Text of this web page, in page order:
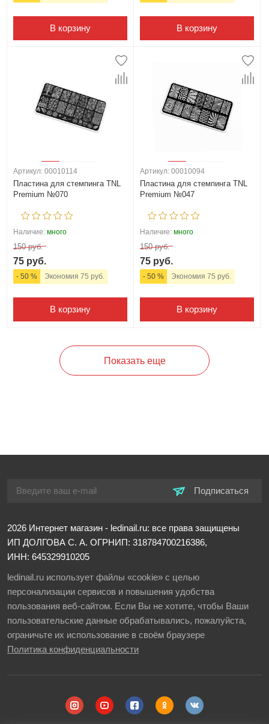
В корзину В корзину
Артикул: 00010114
Пластина для стемпинга TNL
Premium №070
Наличие: много
150 руб.
75 руб.
- 50 % Экономия 75 руб.
В корзину
Артикул: 00010094
Пластина для стемпинга TNL
Premium №047
Наличие: много
150 руб.
75 руб.
- 50 % Экономия 75 руб.
В корзину
Показать еще
Подписаться
2026 Интернет магазин - ledinail.ru: все права защищены
ИП ДОЛГОВА С. А. ОГРНИП: 318784700216386,
ИНН: 645329910205
ledinail.ru использует файлы «cookie» с целью
персонализации сервисов и повышения удобства
пользования веб-сайтом. Если Вы не хотите, чтобы Ваши
пользовательские данные обрабатывались, пожалуйста,
ограничьте их использование в своём браузере
Политика конфиденциальности